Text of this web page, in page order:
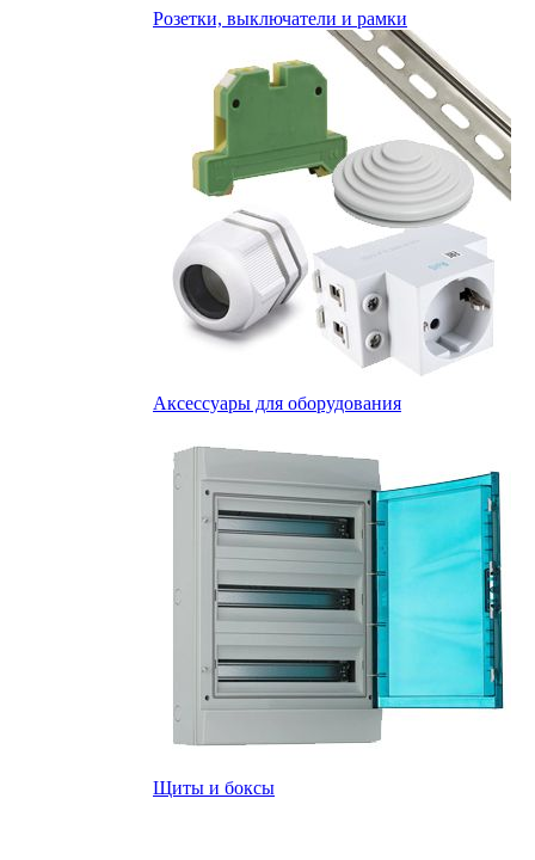
Розетки, выключатели и рамки
Аксессуары для оборудования
Щиты и боксы